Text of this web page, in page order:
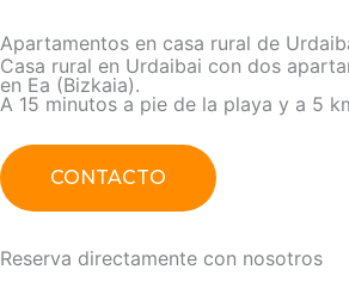
Apartamentos en casa rural de
Casa rural en Urdaibai con dos
en Ea (Bizkaia).
A 15 minutos a pie de la playa y a 5
CONTACTO
Reserva directamente con nosotros